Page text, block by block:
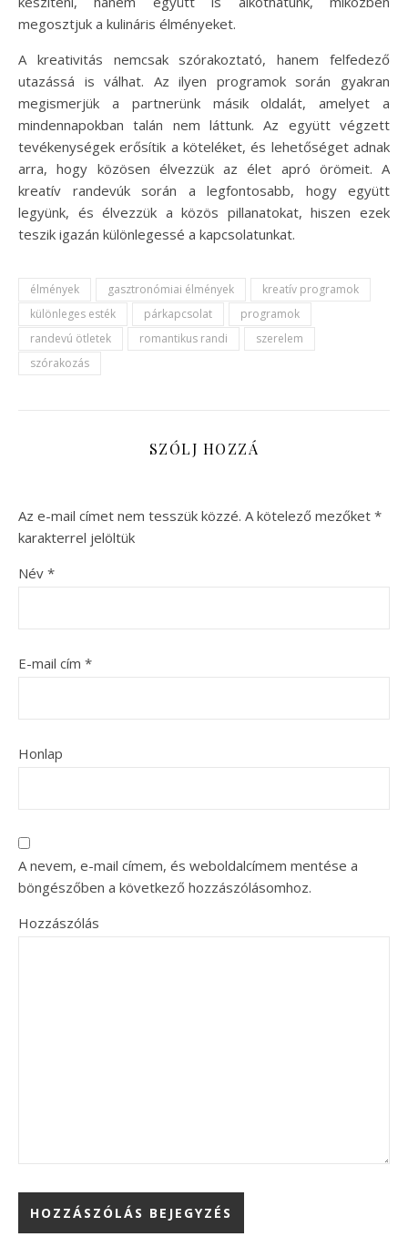
megosztjuk a kulináris élményeket.
A kreativitás nemcsak szórakoztató, hanem felfedező
utazássá is válhat. Az ilyen programok során gyakran
megismerjük a partnerünk másik oldalát, amelyet a
mindennapokban talán nem láttunk. Az együtt végzett
tevékenységek erősítik a köteléket, és lehetőséget adnak
arra, hogy közösen élvezzük az élet apró örömeit. A
kreatív randevúk során a legfontosabb, hogy együtt
legyünk, és élvezzük a közös pillanatokat, hiszen ezek
teszik igazán különlegessé a kapcsolatunkat.
élmények gasztronómiai élmények
kreatív programok
különleges esték
párkapcsolat
programok
randevú ötletek
romantikus randi
szerelem
szórakozás
SZÓLJ HOZZÁ
Az e-mail címet nem tesszük közzé. A kötelező mezőket *
karakterrel jelöltük
Név *
E-mail cím *
Honlap
A nevem, e-mail címem, és weboldalcímem mentése a
böngészőben a következő hozzászólásomhoz.
Hozzászólás